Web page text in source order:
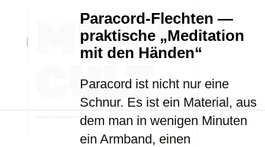
Paracord-Flechten —
praktische „Meditation
mit den Händen“
Paracord ist nicht nur eine
Schnur. Es ist ein Material, aus
dem man in wenigen Minuten
ein Armband, einen